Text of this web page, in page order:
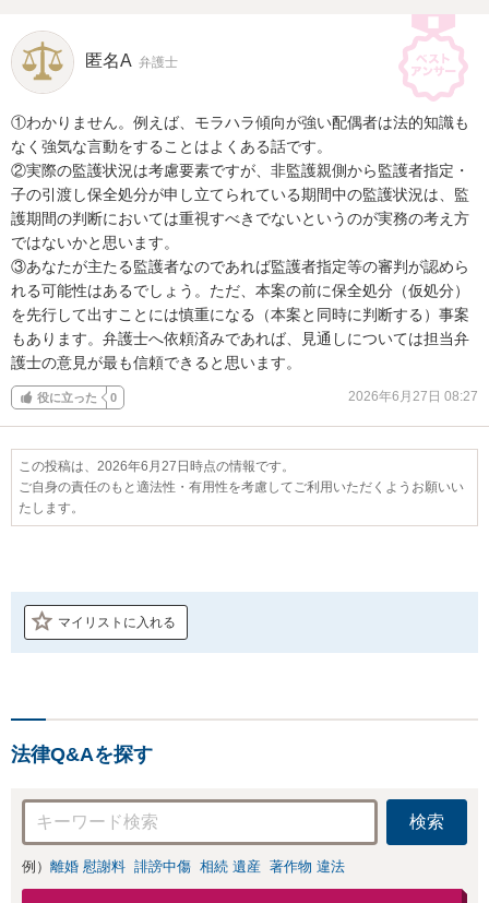
匿名A 弁護士
①わかりません。例えば、モラハラ傾向が強い配偶者は法的知識も
なく強気な言動をすることはよくある話です。
②実際の監護状況は考慮要素ですが、非監護親側から監護者指定・
子の引渡し保全処分が申し立てられている期間中の監護状況は、監
護期間の判断においては重視すべきでないというのが実務の考え方
ではないかと思います。
③あなたが主たる監護者なのであれば監護者指定等の審判が認めら
れる可能性はあるでしょう。ただ、本案の前に保全処分（仮処分）
を先行して出すことには慎重になる（本案と同時に判断する）事案
もあります。弁護士へ依頼済みであれば、見通しについては担当弁
護士の意見が最も信頼できると思います。
役に立った 0 2026年6月27日 08:27
この投稿は、2026年6月27日時点の情報です。
ご自身の責任のもと適法性・有用性を考慮してご利用いただくようお願いい
たします。
マイリストに入れる
法律Q&Aを探す
検索
例） 離婚 慰謝料 誹謗中傷 相続 遺産 著作物 違法